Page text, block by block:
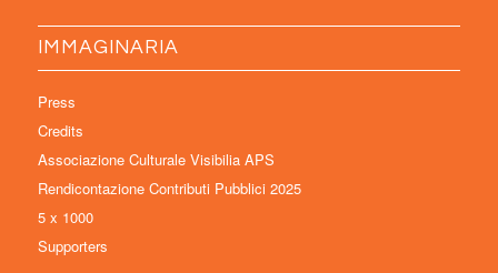
IMMAGINARIA
Press
Credits
Associazione Culturale Visibilia APS
Rendicontazione Contributi Pubblici 2025
5 x 1000
Supporters